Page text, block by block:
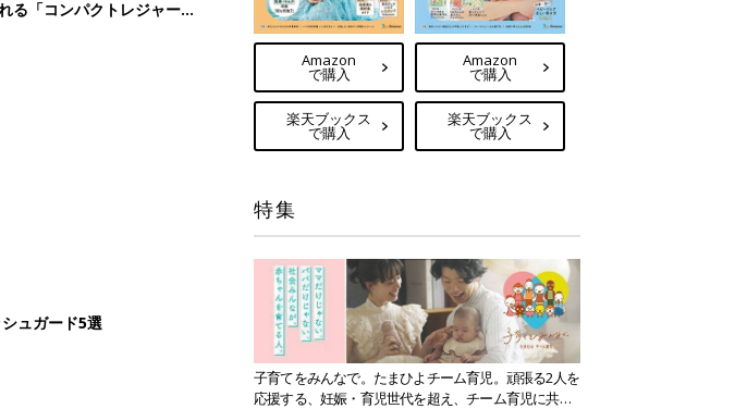
Amazon
で購入
楽天ブックス
で購入
Amazon
で購入
楽天ブックス
で購入
特集
子育てをみんなで。たまひよチーム育児。頑張る2人を
応援する、妊娠・育児世代を超え、チーム育児に共感